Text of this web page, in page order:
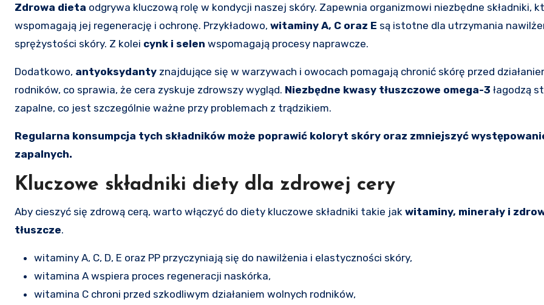
Zdrowa dieta odgrywa kluczową rolę w kondycji naszej skóry. Zapewnia organizmowi niezbędne składniki,
wspomagają jej regenerację i ochronę. Przykładowo, witaminy A, C oraz E są istotne dla utrzymania
sprężystości skóry. Z kolei cynk i selen wspomagają procesy naprawcze.
Dodatkowo, antyoksydanty znajdujące się w warzywach i owocach pomagają chronić skórę przed
rodników, co sprawia, że cera zyskuje zdrowszy wygląd. Niezbędne kwasy tłuszczowe omega-3 łagodzą
zapalne, co jest szczególnie ważne przy problemach z trądzikiem.
Regularna konsumpcja tych składników może poprawić koloryt skóry oraz zmniejszyć
zapalnych.
Kluczowe składniki diety dla zdrowej cery
Aby cieszyć się zdrową cerą, warto włączyć do diety kluczowe składniki takie jak witaminy, minerały i
tłuszcze.
witaminy A, C, D, E oraz PP przyczyniają się do nawilżenia i elastyczności skóry,
witamina A wspiera proces regeneracji naskórka,
witamina C chroni przed szkodliwym działaniem wolnych rodników,